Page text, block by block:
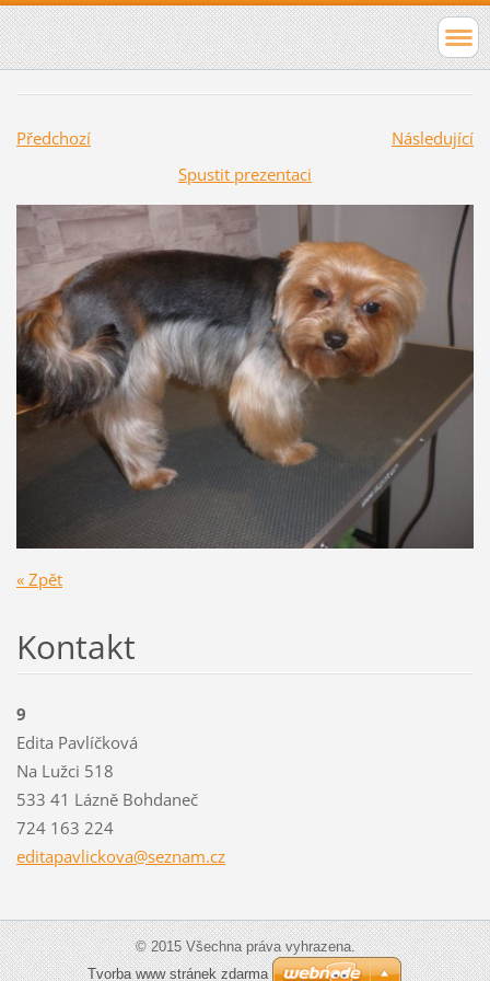
Předchozí
Následující
Spustit prezentaci
« Zpět
Kontakt
9
Edita Pavlíčková
Na Lužci 518
533 41 Lázně Bohdaneč
724 163 224
editapavlickova@seznam.cz
© 2015 Všechna práva vyhrazena.
Tvorba www stránek zdarma